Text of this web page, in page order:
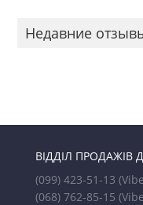
Недавние
ВІДДІЛ ПРОДАЖІВ
(099) 423-51-13
(068) 762-85-15